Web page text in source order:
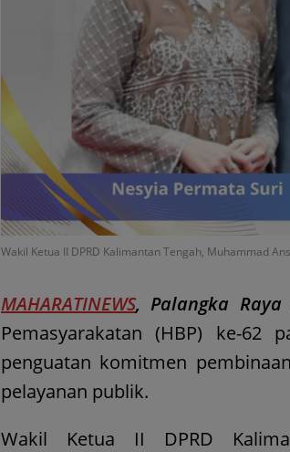
Wakil Ketua II DPRD Kalimantan Tengah, Muhammad
MAHARATINEWS, Palangka Raya
Pemasyarakatan (HBP) ke-62
penguatan komitmen
pelayanan publik.
Wakil Ketua II DPRD